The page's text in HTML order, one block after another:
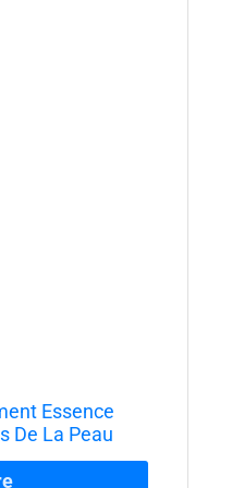
Essence
De La Peau